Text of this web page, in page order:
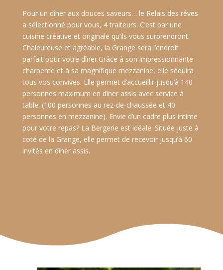
Pour un dîner aux douces saveurs… le Relais des rêves
a sélectionné pour vous, 4 traiteurs. C’est par une
cuisine créative et originale qu’ils vous surprendront.
Chaleureuse et agréable, la Grange sera l’endroit
parfait pour votre dîner.Grâce à son impressionnante
charpente et à sa magnifique mezzanine, elle séduira
tous vos convives. Elle permet d’accueillir jusqu’à 140
personnes maximum en dîner assis avec service à
table. (100 personnes au rez-de-chaussée et 40
personnes en mezzanine). Envie d’un cadre plus intime
pour votre repas? La Bergerie est idéale. Située juste à
coté de la Grange, elle permet de recevoir jusqu’à 60
invités en dîner assis.